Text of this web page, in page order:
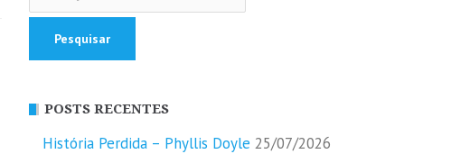
POSTS RECENTES
História Perdida – Phyllis Doyle 25/07/2026